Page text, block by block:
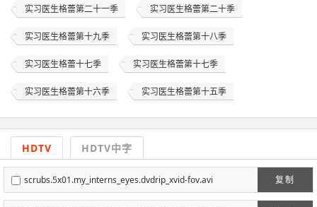
实习医生格蕾第二十一季 实习医生格蕾第二十季
实习医生格蕾第十九季 实习医生格蕾第十八季
实习医生格蕾十七季 实习医生格蕾第十七季
实习医生格蕾第十六季 实习医生格蕾第十五季
HDTV HDTV中字
复制
scrubs.5x01.my_interns_eyes.dvdrip_xvid-fov.avi